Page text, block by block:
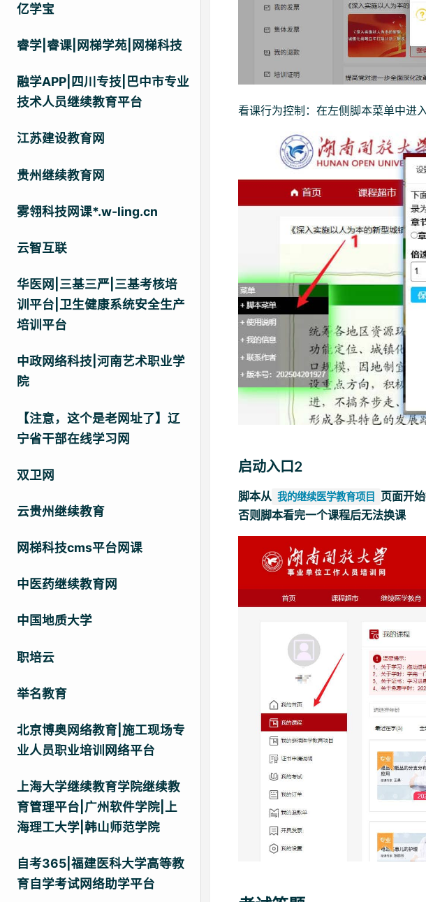
亿学宝
睿学|睿课|网梯学苑|网梯科技
融学APP|四川专技|巴中市专业
技术人员继续教育平台
江苏建设教育网
贵州继续教育网
雾翎科技网课*.w-ling.cn
云智互联
华医网|三基三严|三基考核培
训平台|卫生健康系统安全生产
培训平台
中政网络科技|河南艺术职业学
院
【注意，这个是老网址了】辽
宁省干部在线学习网
双卫网
云贵州继续教育
网梯科技cms平台网课
中医药继续教育网
中国地质大学
职培云
举名教育
北京博奥网络教育|施工现场专
业人员职业培训网络平台
上海大学继续教育学院继续教
育管理平台|广州软件学院|上
海理工大学|韩山师范学院
自考365|福建医科大学高等教
育自学考试网络助学平台
看课行为控制：在左侧脚本菜单中进
启动入口2
脚本从 我的继续医学教育项目
页面开
否则脚本看完一个课程后无法换课